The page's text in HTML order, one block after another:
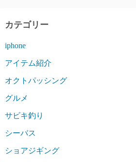
カテゴリー
iphone
アイテム紹介
オクトパッシング
グルメ
サビキ釣り
シーバス
ショアジギング